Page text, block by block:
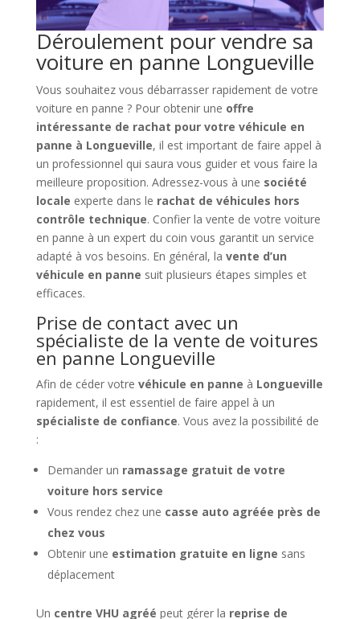
Déroulement pour vendre sa
voiture en panne Longueville
Vous souhaitez vous débarrasser rapidement de votre
voiture en panne ? Pour obtenir une offre
intéressante de rachat pour votre véhicule en
panne à Longueville, il est important de faire appel à
un professionnel qui saura vous guider et vous faire la
meilleure proposition. Adressez-vous à une société
locale experte dans le rachat de véhicules hors
contrôle technique. Confier la vente de votre voiture
en panne à un expert du coin vous garantit un service
adapté à vos besoins. En général, la vente d’un
véhicule en panne suit plusieurs étapes simples et
efficaces.
Prise de contact avec un
spécialiste de la vente de voitures
en panne Longueville
Afin de céder votre véhicule en panne à Longueville
rapidement, il est essentiel de faire appel à un
spécialiste de confiance. Vous avez la possibilité de
:
Demander un ramassage gratuit de votre
voiture hors service
Vous rendez chez une casse auto agréée près de
chez vous
Obtenir une estimation gratuite en ligne sans
déplacement
Un centre VHU agréé peut gérer la reprise de